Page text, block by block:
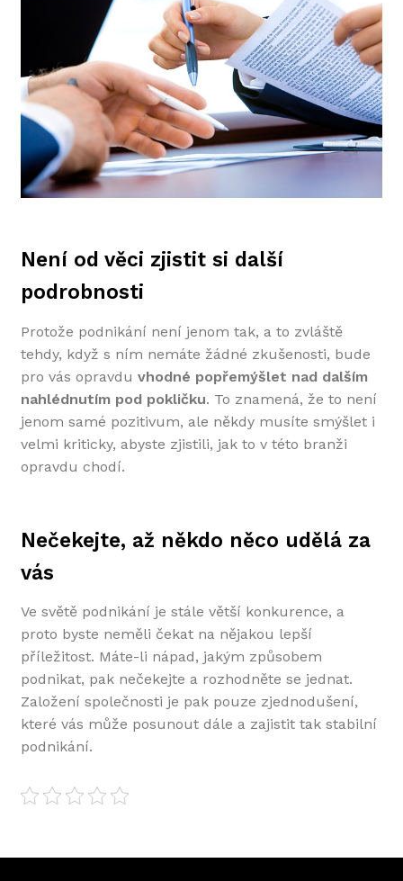
Není od věci zjistit si další
podrobnosti
Protože podnikání není jenom tak, a to zvláště
tehdy, když s ním nemáte žádné zkušenosti, bude
pro vás opravdu vhodné popřemýšlet nad dalším
nahlédnutím pod pokličku. To znamená, že to není
jenom samé pozitivum, ale někdy musíte smýšlet i
velmi kriticky, abyste zjistili, jak to v této branži
opravdu chodí.
Nečekejte, až někdo něco udělá za
vás
Ve světě podnikání je stále větší konkurence, a
proto byste neměli čekat na nějakou lepší
příležitost. Máte-li nápad, jakým způsobem
podnikat, pak nečekejte a rozhodněte se jednat.
Založení společnosti je pak pouze zjednodušení,
které vás může posunout dále a zajistit tak stabilní
podnikání.